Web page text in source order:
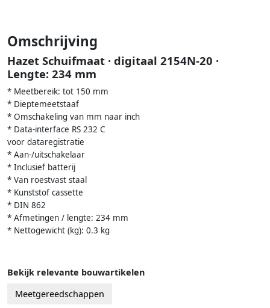
Omschrijving
Hazet Schuifmaat · digitaal 2154N-20 ·
Lengte: 234 mm
* Meetbereik: tot 150 mm
* Dieptemeetstaaf
* Omschakeling van mm naar inch
* Data-interface RS 232 C
voor dataregistratie
* Aan-/uitschakelaar
* Inclusief batterij
* Van roestvast staal
* Kunststof cassette
* DIN 862
* Afmetingen / lengte: 234 mm
* Nettogewicht (kg): 0.3 kg
Bekijk relevante bouwartikelen
Meetgereedschappen